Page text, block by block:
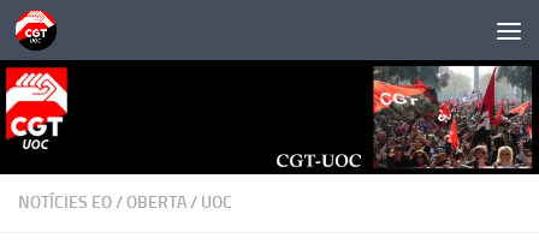
Saltar al contenido
NOTÍCIES EO/OBERTA/ UOC